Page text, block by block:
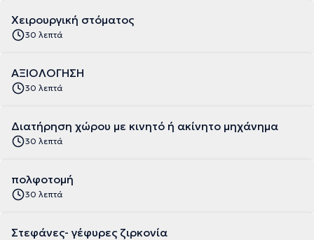
Χειρουργική στόματος
30 λεπτά
ΑΞΙΟΛΟΓΗΣΗ
30 λεπτά
Διατήρηση χώρου με κινητό ή ακίνητο μηχάνημα
30 λεπτά
πολφοτομή
30 λεπτά
Στεφάνες- γέφυρες ζιρκονία